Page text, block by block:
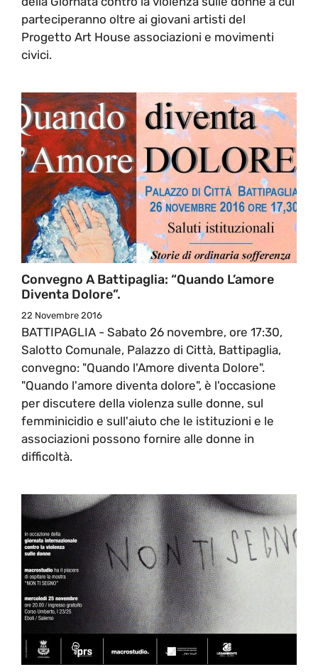
parteciperanno oltre ai giovani artisti del
Progetto Art House associazioni e movimenti
civici.
Convegno A Battipaglia: “Quando L’amore
Diventa Dolore”.
22 Novembre 2016
BATTIPAGLIA - Sabato 26 novembre, ore 17:30,
Salotto Comunale, Palazzo di Città, Battipaglia,
convegno: "Quando l'Amore diventa Dolore".
"Quando l'amore diventa dolore", è l'occasione
per discutere della violenza sulle donne, sul
femminicidio e sull'aiuto che le istituzioni e le
associazioni possono fornire alle donne in
difficoltà.